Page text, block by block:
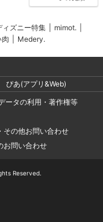
ィズニー特集 mimot.
肉 Medery.
ぴあ(アプリ&Web)
ータの利用・著作権等
その他お問い合わせ
お問い合わせ
Reserved.